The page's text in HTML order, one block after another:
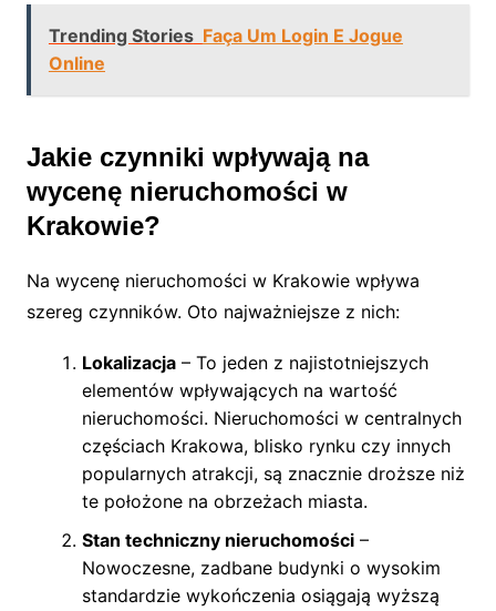
Trending Stories Faça Um Login E Jogue
Online
Jakie czynniki wpływają na
wycenę nieruchomości w
Krakowie?
Na wycenę nieruchomości w Krakowie wpływa
szereg czynników. Oto najważniejsze z nich:
Lokalizacja– To jeden z najistotniejszych
elementów wpływających na wartość
nieruchomości. Nieruchomości w centralnych
częściach Krakowa, blisko rynku czy innych
popularnych atrakcji, są znacznie droższe niż
te położone na obrzeżach miasta.
Stan techniczny nieruchomości–
Nowoczesne, zadbane budynki o wysokim
standardzie wykończenia osiągają wyższą